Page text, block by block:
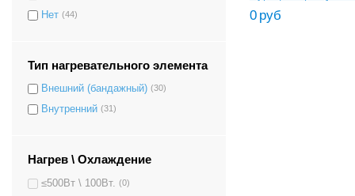
Нет (44)
Тип нагревательного элемента
Внешний (бандажный) (30)
Внутренний (31)
Нагрев \ Охлаждение
≤500Вт \ 100Вт. (0)
0 руб